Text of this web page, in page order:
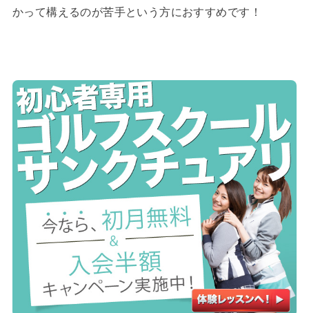
かって構えるのが苦手という方におすすめです！